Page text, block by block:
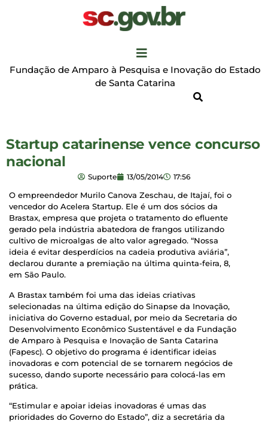
Fundação de Amparo à Pesquisa e Inovação do Estado
de Santa Catarina
Startup catarinense vence concurso
nacional
Suporte 13/05/2014 17:56
O empreendedor Murilo Canova Zeschau, de Itajaí, foi o
vencedor do Acelera Startup. Ele é um dos sócios da
Brastax, empresa que projeta o tratamento do efluente
gerado pela indústria abatedora de frangos utilizando
cultivo de microalgas de alto valor agregado. “Nossa
ideia é evitar desperdícios na cadeia produtiva aviária”,
declarou durante a premiação na última quinta-feira, 8,
em São Paulo.
A Brastax também foi uma das ideias criativas
selecionadas na última edição do Sinapse da Inovação,
iniciativa do Governo estadual, por meio da Secretaria do
Desenvolvimento Econômico Sustentável e da Fundação
de Amparo à Pesquisa e Inovação de Santa Catarina
(Fapesc). O objetivo do programa é identificar ideias
inovadoras e com potencial de se tornarem negócios de
sucesso, dando suporte necessário para colocá-las em
prática.
“Estimular e apoiar ideias inovadoras é umas das
prioridades do Governo do Estado”, diz a secretária da